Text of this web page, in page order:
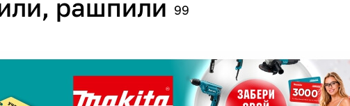
рашпили 99
Разбейтеоплату
График платежей